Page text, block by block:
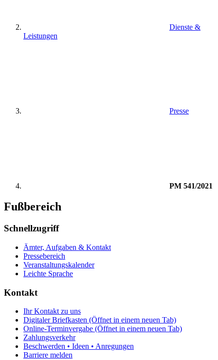
Dienste &
Leistungen
Presse
PM 541/2021
Fußbereich
Schnellzugriff
Ämter, Aufgaben & Kontakt
Pressebereich
Veranstaltungskalender
Leichte Sprache
Kontakt
Ihr Kontakt zu uns
Digitaler Briefkasten (Öffnet in einem neuen Tab)
Online-Terminvergabe (Öffnet in einem neuen Tab)
Zahlungsverkehr
Beschwerden • Ideen • Anregungen
Barriere melden